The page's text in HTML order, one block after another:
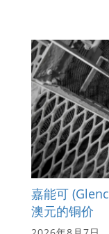
嘉能可
澳元的铜价